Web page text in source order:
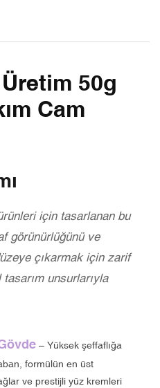
50g
Cam
için tasarlanan bu
görünürlüğünü ve
çıkarmak için zarif
unsurlarıyla
– Yüksek şeffaflığa
formülün en üst
ve prestijli yüz kremleri